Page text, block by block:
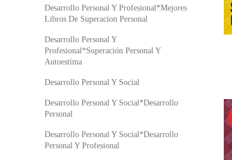
Desarrollo Personal Y Profesional*Mejores
Libros De Superacion Personal
Desarrollo Personal Y
Profesional*Superación Personal Y
Autoestima
Desarrollo Personal Y Social
Desarrollo Personal Y Social*Desarrollo
Personal
Desarrollo Personal Y Social*Desarrollo
Personal Y Profesional